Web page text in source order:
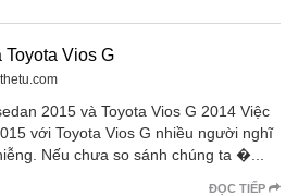
Toyota Vios G
2015 và Toyota Vios G 2014 Việc
với Toyota Vios G nhiều người nghĩ
Nếu chưa so sánh chúng ta �...
ĐỌC TIẾP